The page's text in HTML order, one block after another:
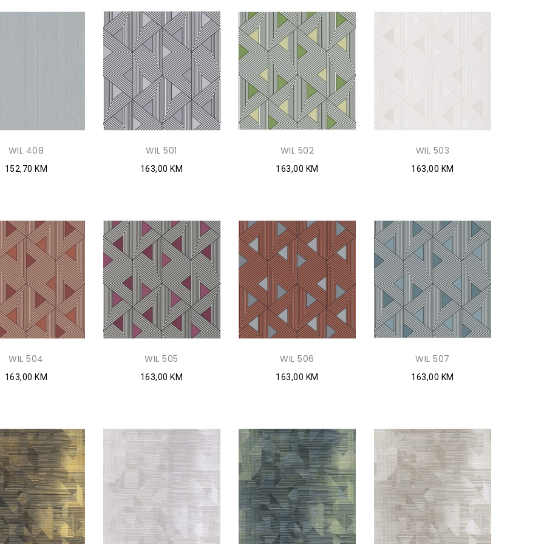
WIL 408
152,70 KM
WIL 501
163,00 KM
WIL 502
163,00 KM
WIL 503
163,00 KM
WIL 504
163,00 KM
WIL 505
163,00 KM
WIL 506
163,00 KM
WIL 507
163,00 KM